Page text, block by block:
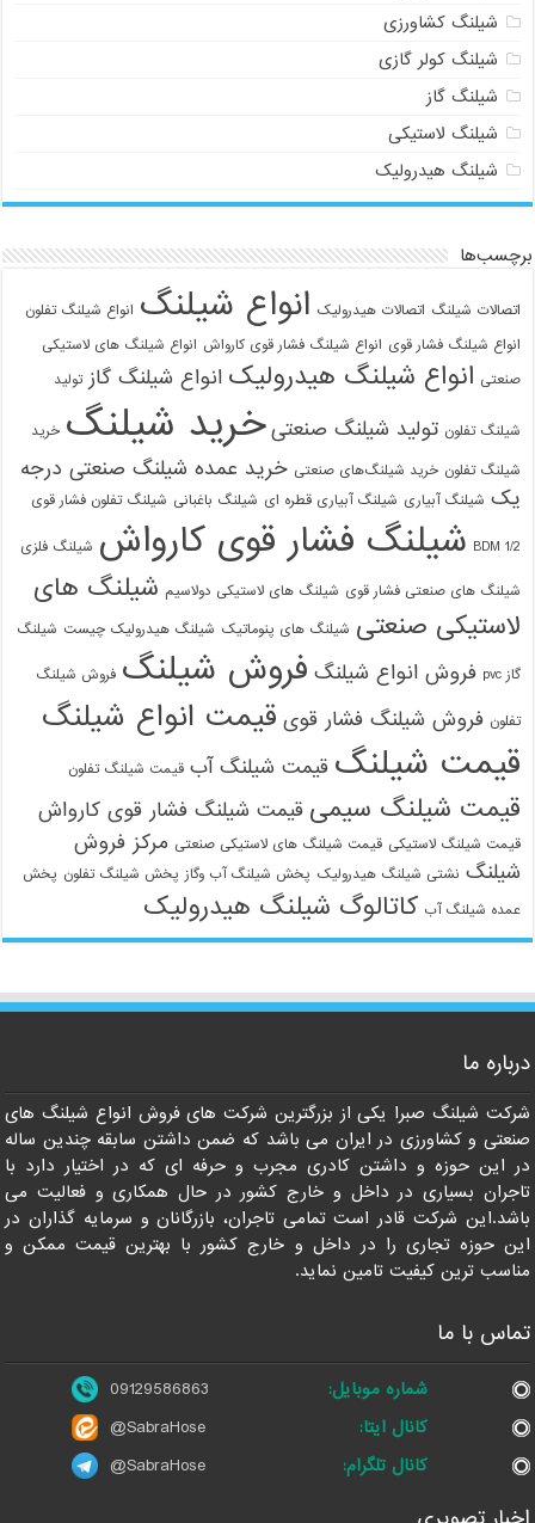
شیلنگ کشاورزی
شیلنگ کولر گازی
شیلنگ گاز
شیلنگ لاستیکی
شیلنگ هیدرولیک
برچسب‌ها
اتصالات شیلنگ اتصالات هیدرولیک انواع شیلنگ انواع شیلنگ تفلون
انواع شیلنگ فشار قوی انواع شیلنگ فشار قوی کارواش انواع شیلنگ های لاستیکی
صنعتی انواع شیلنگ هیدرولیک انواع شیلنگ گاز تولید
شیلنگ تفلون تولید شیلنگ صنعتی خرید شیلنگ خرید
شیلنگ تفلون خرید شیلنگ‌های صنعتی خرید عمده شیلنگ صنعتی درجه
یک شیلنگ آبیاری شیلنگ آبیاری قطره ای شیلنگ باغبانی شیلنگ تفلون فشار قوی
1/2 BDM شیلنگ فشار قوی کارواش شیلنگ فلزی
شیلنگ های صنعتی فشار قوی شیلنگ های لاستیکی دولاسیم شیلنگ های
لاستیکی صنعتی شیلنگ های پنوماتیک شیلنگ هیدرولیک چیست شیلنگ
گاز pvc فروش انواع شیلنگ فروش شیلنگ فروش شیلنگ
تفلون فروش شیلنگ فشار قوی قیمت انواع شیلنگ
قیمت شیلنگ قیمت شیلنگ آب قیمت شیلنگ تفلون
قیمت شیلنگ سیمی قیمت شیلنگ فشار قوی کارواش
قیمت شیلنگ لاستیکی قیمت شیلنگ های لاستیکی صنعتی مرکز فروش
شیلنگ نشتی شیلنگ هیدرولیک پخش شیلنگ آب وگاز پخش شیلنگ تفلون پخش
عمده شیلنگ آب کاتالوگ شیلنگ هیدرولیک
درباره ما
شرکت شیلنگ صبرا یکی از بزرگترین شرکت های فروش انواع شیلنگ های
صنعتی و کشاورزی در ایران می باشد که ضمن داشتن سابقه چندین ساله
در این حوزه و داشتن کادری مجرب و حرفه ای که در اختیار دارد با
تاجران بسیاری در داخل و خارج کشور در حال همکاری و فعالیت می
باشد.این شرکت قادر است تمامی تاجران، بازرگانان و سرمایه گذاران در
این حوزه تجاری را در داخل و خارج کشور با بهترین قیمت ممکن و
مناسب ترین کیفیت تامین نماید.
تماس با ما
شماره موبایل:
09129586863
کانال ایتا:
@SabraHose
کانال تلگرام:
@SabraHose